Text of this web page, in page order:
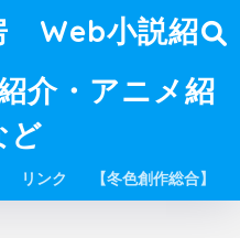
Web小説紹
介・アニメ紹
ど
リンク 【冬色創作総合】